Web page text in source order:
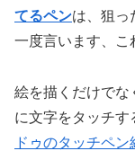
てるペンは、狙っ
一度言います、こ
絵を描くだけでな
に文字をタッチす
ドゥのタッチペ